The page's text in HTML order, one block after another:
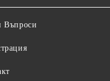
Въпроси